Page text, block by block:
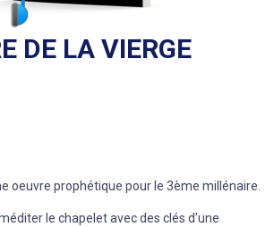
DE LA VIERGE
oeuvre prophétique pour le 3ème millénaire.
le chapelet avec des clés d'une